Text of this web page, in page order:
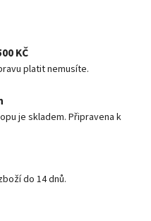
KČ
platit nemusíte.
je skladem. Připravena k
do 14 dnů.